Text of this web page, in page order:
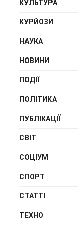
КУЛЬТУРА
КУРЙОЗИ
НАУКА
НОВИНИ
ПОДІЇ
ПОЛІТИКА
ПУБЛІКАЦІЇ
СВІТ
СОЦІУМ
СПОРТ
СТАТТІ
ТЕХНО